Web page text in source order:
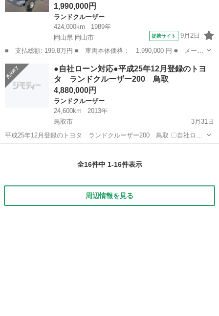
1,990,000円
ランドクルーザー
424,000km
1989年
岡山県 岡山市
提携サイト 9月2日
■ 支払総額: 199.8万円 ■ 車両本体価格： 1,990,000 円 ■ メーカ
ー名： トヨタ ■ 車種名： ランドクルーザー７０ ■ グレード
名： ＬＸ ４ＷＤ ターボ アルミホイール ＭＴ エアコン パ
ワーステア...
岡山 ランドクルーザー
●自社ローン対応●平成25年12月登録のトヨ
タ ランドクルーザー200 鳥取
4,880,000円
ランドクルーザー
24,600km
2013年
鳥取市
3月31日
平成25年12月登録のトヨタ ランドクルーザー200 鳥取 〇自社ロー
ン対応中古車販売〇 ☆どなたでもローン対応可能☆
全16件中 1-16件表示
周辺情報を見る